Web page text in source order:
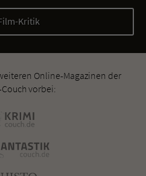
Kritik
Online-Magazinen der
vorbei: